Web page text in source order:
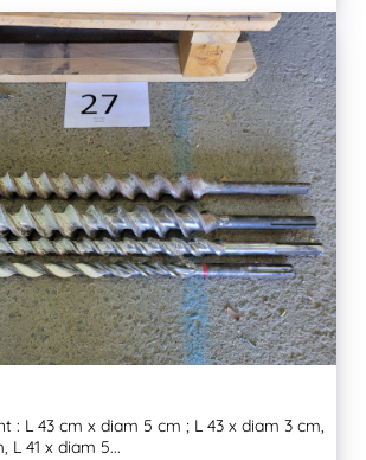
: L 43 cm x diam 5 cm ; L 43 x diam 3 cm,
L 41 x diam 5...